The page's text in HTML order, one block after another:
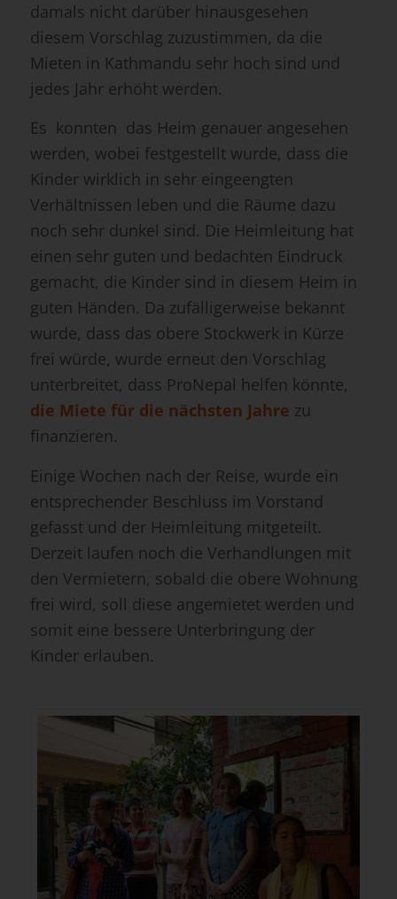
damals nicht darüber hinausgesehen
diesem Vorschlag zuzustimmen, da die
Mieten in Kathmandu sehr hoch sind und
jedes Jahr erhöht werden.
Es konnten das Heim genauer angesehen
werden, wobei festgestellt wurde, dass die
Kinder wirklich in sehr eingeengten
Verhältnissen leben und die Räume dazu
noch sehr dunkel sind. Die Heimleitung hat
einen sehr guten und bedachten Eindruck
gemacht, die Kinder sind in diesem Heim in
guten Händen. Da zufälligerweise bekannt
wurde, dass das obere Stockwerk in Kürze
frei würde, wurde erneut den Vorschlag
unterbreitet, dass ProNepal helfen könnte,
die Miete für die nächsten Jahre zu
finanzieren.
Einige Wochen nach der Reise, wurde ein
entsprechender Beschluss im Vorstand
gefasst und der Heimleitung mitgeteilt.
Derzeit laufen noch die Verhandlungen mit
den Vermietern, sobald die obere Wohnung
frei wird, soll diese angemietet werden und
somit eine bessere Unterbringung der
Kinder erlauben.